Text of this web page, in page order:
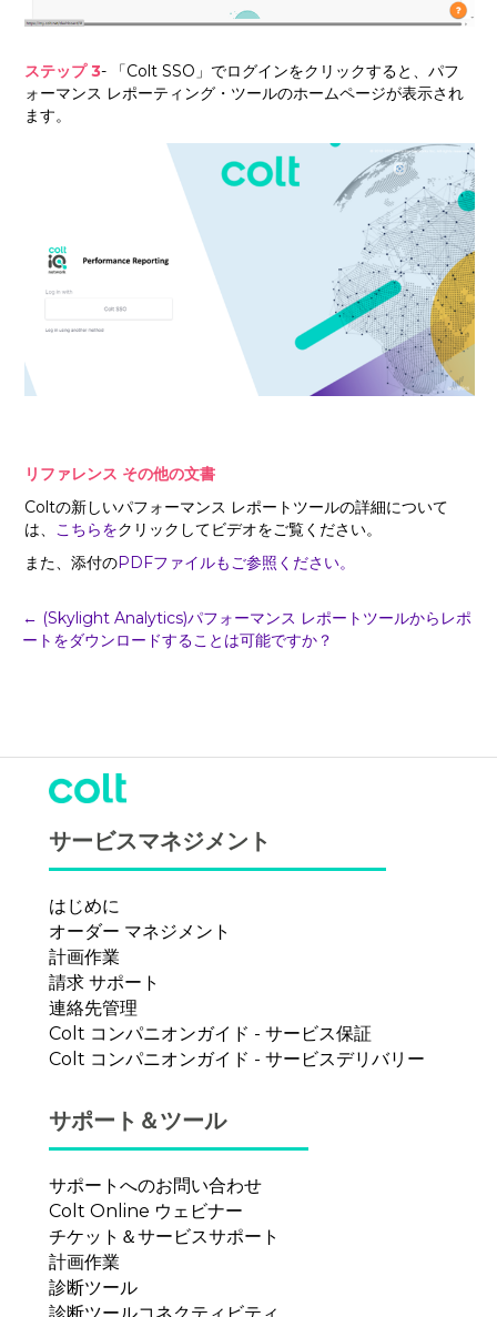
ステップ 3- 「Colt SSO」でログインをクリックすると、パフ
ォーマンス レポーティング・ツールのホームページが表示され
ます。
リファレンス その他の文書
Coltの新しいパフォーマンス レポートツールの詳細について
は、 こちらをクリックしてビデオをご覧ください。
また、添付のPDFファイルもご参照ください。
ポ
ナ
ビ
ゲ
ー
シ
ョ
ン
← (Skylight Analytics)パフォーマンス レポートツールからレポ
ートをダウンロードすることは可能ですか？
サービスマネジメント
はじめに
オーダー マネジメント
計画作業
請求 サポート
連絡先管理
Colt コンパニオンガイド - サービス保証
Colt コンパニオンガイド - サービスデリバリー
サポート＆ツール
サポートへのお問い合わせ
Colt Online ウェビナー
チケット＆サービスサポート
計画作業
診断ツール